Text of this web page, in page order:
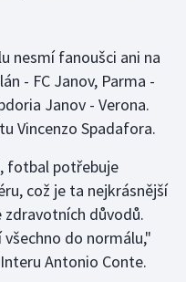
nesmí fanoušci ani na
- FC Janov, Parma -
Janov - Verona.
Vincenzo Spadafora.
fotbal potřebuje
což je ta nejkrásnější
zdravotních důvodů.
do normálu,"
Antonio Conte.